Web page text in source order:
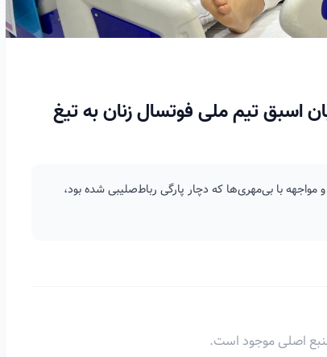
سنگربان اسبق تیم ملی فوتسال زنان به تیغ
با بی‌مهری‌ها که دچار پارگی رباط‌صلیبی شده بود،
اصلی موجود است.